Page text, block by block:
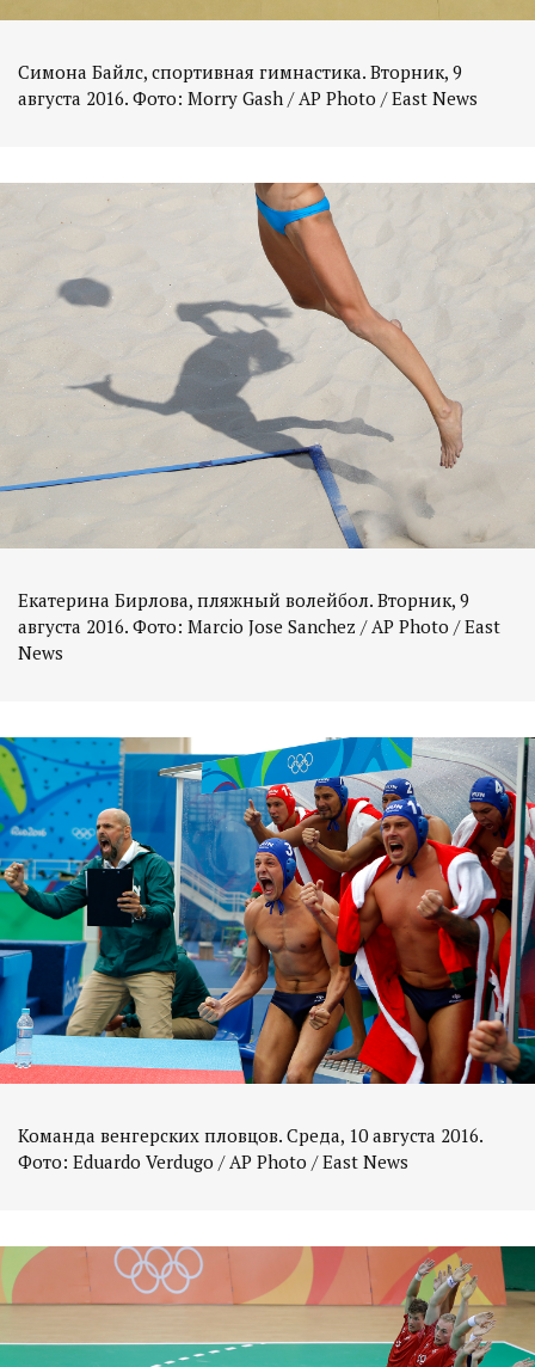
Симона Байлс, спортивная гимнастика. Вторник, 9
Екатерина Бирлова, пляжный волейбол. Вторник, 9
августа 2016. Фото: Marcio Jose Sanchez / AP Photo / East
Команда венгерских пловцов. Среда, 10 августа 2016.
Фото: Eduardo Verdugo / AP Photo / East News